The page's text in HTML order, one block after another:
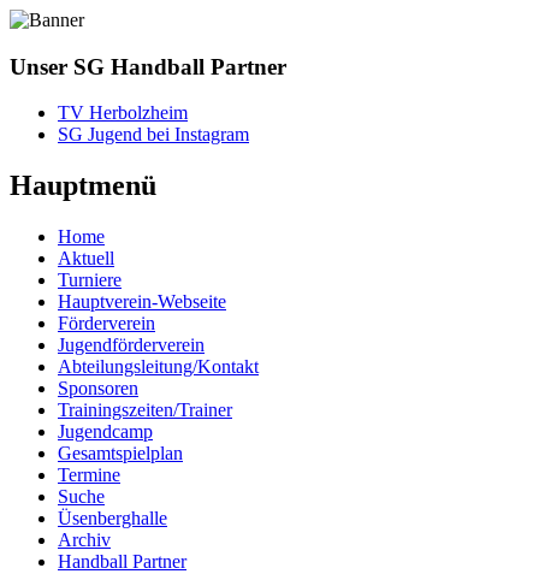
Unser SG Handball Partner
TV Herbolzheim
SG Jugend bei Instagram
Hauptmenü
Home
Aktuell
Turniere
Hauptverein-Webseite
Förderverein
Jugendförderverein
Abteilungsleitung/Kontakt
Sponsoren
Trainingszeiten/Trainer
Jugendcamp
Gesamtspielplan
Termine
Suche
Üsenberghalle
Archiv
Handball Partner